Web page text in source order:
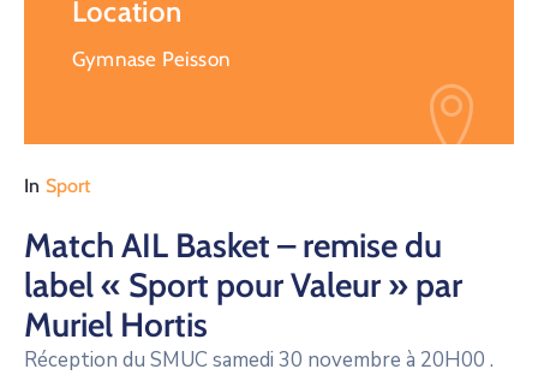
Location
Gymnase Peisson
In Sport
Match AIL Basket – remise du
label « Sport pour Valeur » par
Muriel Hortis
Réception du SMUC samedi 30 novembre à 20H00 .